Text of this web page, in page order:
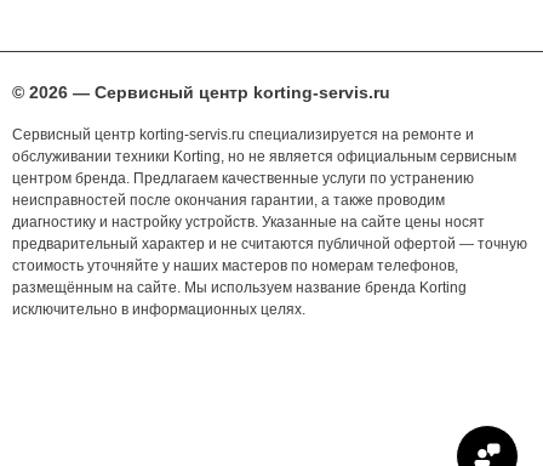
© 2026 — Сервисный центр korting-servis.ru
Сервисный центр korting-servis.ru специализируется на ремонте и
обслуживании техники Korting, но не является официальным сервисным
центром бренда. Предлагаем качественные услуги по устранению
неисправностей после окончания гарантии, а также проводим
диагностику и настройку устройств. Указанные на сайте цены носят
предварительный характер и не считаются публичной офертой — точную
стоимость уточняйте у наших мастеров по номерам телефонов,
размещённым на сайте. Мы используем название бренда Korting
исключительно в информационных целях.